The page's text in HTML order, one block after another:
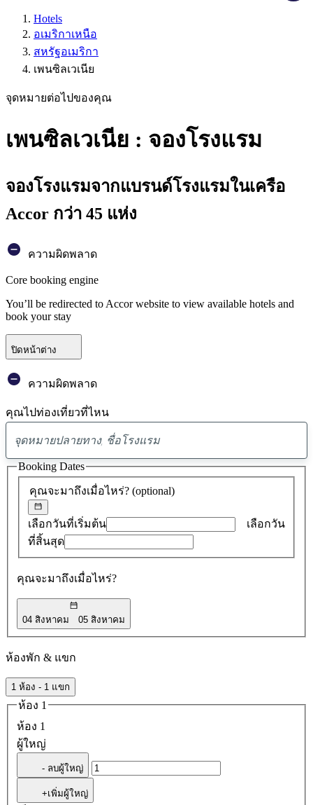
Hotels
อเมริกาเหนือ
สหรัฐอเมริกา
เพนซิลเวเนีย
จุดหมายต่อไปของคุณ
เพนซิลเวเนีย : จองโรงแรม
จองโรงแรมจากแบรนด์โรงแรมในเครือ
Accor กว่า 45 แห่ง
ความผิดพลาด
Core booking engine
You’ll be redirected to Accor website to view available hotels and
book your stay
ปิดหน้าต่าง
ความผิดพลาด
คุณไปท่องเที่ยวที่ไหน
พบ
ข้อ
เสนอ
0
คุณจะมาถึงเมื่อไหร่? (optional)
เลือกวันที่เริ่มต้น
เลือกวัน
ที่สิ้นสุด
คุณจะมาถึงเมื่อไหร่?
04 สิงหาคม 05 สิงหาคม
Booking Dates
ห้องพัก & แขก
1 ห้อง - 1 แขก
ห้อง 1
ห้อง 1
ผู้ใหญ่
- ลบผู้ใหญ่
+เพิ่มผู้ใหญ่